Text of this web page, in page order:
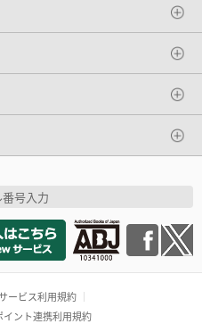
号入力
ービス利用規約
イント連携利用規約